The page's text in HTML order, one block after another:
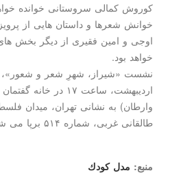
كمالی سروستانی خوانده خواهد شد.
شعرها و داستان هایی از پرویز خائفی، منصور
امین فقیری از دیگر بخش های این مراسم
نشست «شیراز، شهرِ شعر و شعور»، شنبه ۱۴
اردیبهشت، ساعت ۱۷ در خانه گفتمان شهرر (خانه
به نشانی تهران، میدان فلسطین، خیابان
شماره ۵۱۴ برپا می شود.
مدل كودك